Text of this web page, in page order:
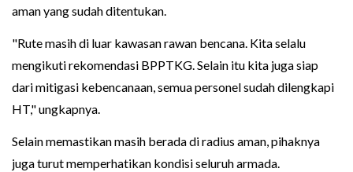
aman yang sudah ditentukan.
"Rute masih di luar kawasan rawan bencana. Kita selalu
mengikuti rekomendasi BPPTKG. Selain itu kita juga siap
dari mitigasi kebencanaan, semua personel sudah dilengkapi
HT," ungkapnya.
Selain memastikan masih berada di radius aman, pihaknya
juga turut memperhatikan kondisi seluruh armada.